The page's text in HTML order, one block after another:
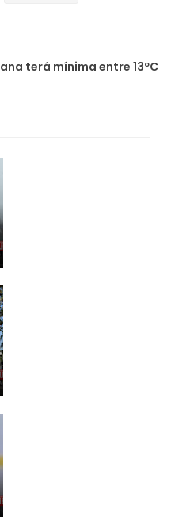
terá mínima entre 13ºC